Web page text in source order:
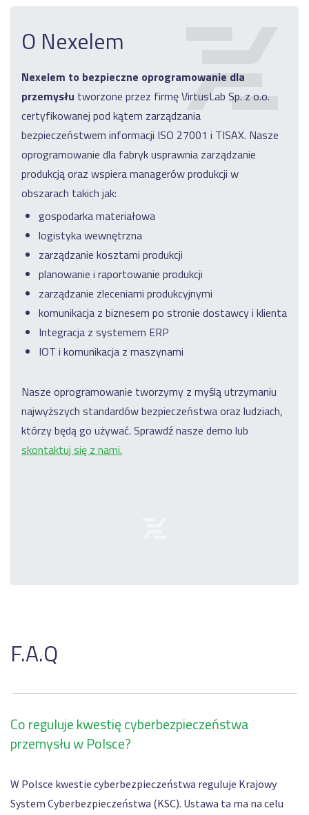
O Nexelem
Nexelem to bezpieczne oprogramowanie dla
przemysłu tworzone przez firmę VirtusLab Sp. z o.o.
certyfikowanej pod kątem zarządzania
bezpieczeństwem informacji ISO 27001 i TISAX. Nasze
oprogramowanie dla fabryk usprawnia zarządzanie
produkcją oraz wspiera managerów produkcji w
obszarach takich jak:
gospodarka materiałowa
logistyka wewnętrzna
zarządzanie kosztami produkcji
planowanie i raportowanie produkcji
zarządzanie zleceniami produkcyjnymi
komunikacja z biznesem po stronie dostawcy i klienta
Integracja z systemem ERP
IOT i komunikacja z maszynami
Nasze oprogramowanie tworzymy z myślą utrzymaniu
najwyższych standardów bezpieczeństwa oraz ludziach,
którzy będą go używać. Sprawdź nasze demo lub
skontaktuj się z nami.
F.A.Q
Co reguluje kwestię cyberbezpieczeństwa
przemysłu w Polsce?
W Polsce kwestie cyberbezpieczeństwa reguluje Krajowy
System Cyberbezpieczeństwa (KSC). Ustawa ta ma na celu